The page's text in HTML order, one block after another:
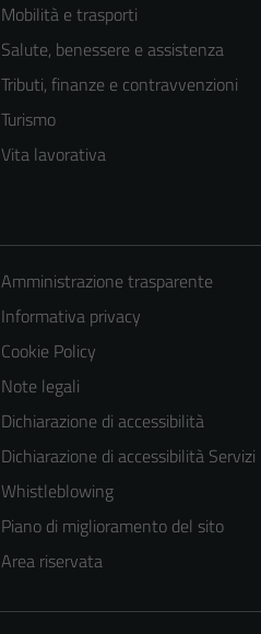
Mobilità e trasporti
Salute, benessere e assistenza
Tributi, finanze e contravvenzioni
Turismo
Vita lavorativa
Amministrazione trasparente
Informativa privacy
Cookie Policy
Note legali
Dichiarazione di accessibilità
Dichiarazione di accessibilità Servizi
Whistleblowing
Piano di miglioramento del sito
Area riservata
Questi cookie
sono necessari
per il
funzionamento
possono